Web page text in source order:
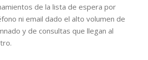
de la lista de espera por
ni email dado el alto volumen de
y de consultas que llegan al